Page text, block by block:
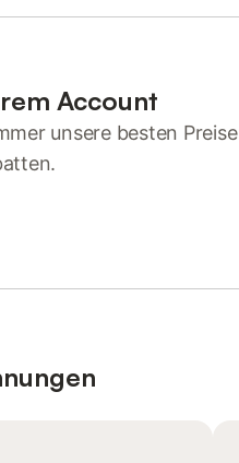
Account
unsere besten Preise